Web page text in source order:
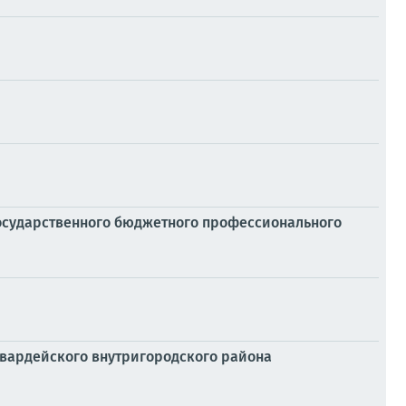
бюджетного профессионального
внутригородского района